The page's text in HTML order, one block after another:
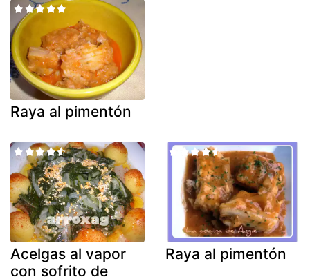
Raya al pimentón
Acelgas al vapor
con sofrito de
Raya al pimentón